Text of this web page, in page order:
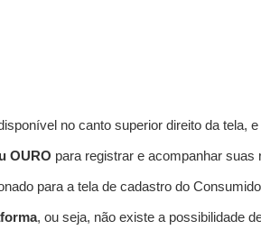
no canto superior direito da tela, e
OURO para registrar e acompanhar suas
para a tela de cadastro do
, ou seja, não existe a possibilidade